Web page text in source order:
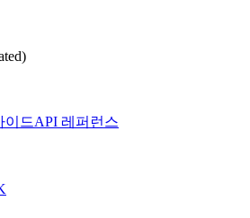
이드API 레퍼런스